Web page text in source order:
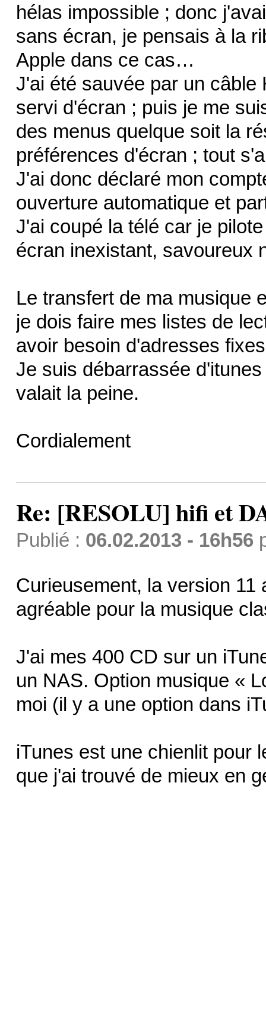
hélas impossible ; donc
sans écran, je pensais à la
Apple dans ce cas…
J'ai été sauvée par un câble
servi d'écran ; puis je me
des menus quelque soit la
préférences d'écran ; tout
J'ai donc déclaré mon
ouverture automatique et
J'ai coupé la télé car je
écran inexistant, savoureux
Le transfert de ma musique
je dois faire mes listes de
avoir besoin d'adresses
Je suis débarrassée
valait la peine.
Cordialement
Re: [RESOLU] hifi et
Publié : 06.02.2013 - 16h56
Curieusement, la version 11
agréable pour la musique
J'ai mes 400 CD sur un
un NAS. Option musique «
moi (il y a une option dans
iTunes est une chienlit pour
que j'ai trouvé de mieux en